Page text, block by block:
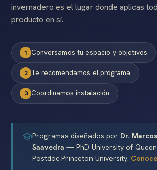
invernadero es el lugar donde aplicas
producto en sí.
1 Conversamos tu espacio y objetivos
2 Te recomendamos el programa
3 Coordinamos instalación
Programas diseñados por Dr.
Saavedra — PhD University of
Postdoc Princeton University.